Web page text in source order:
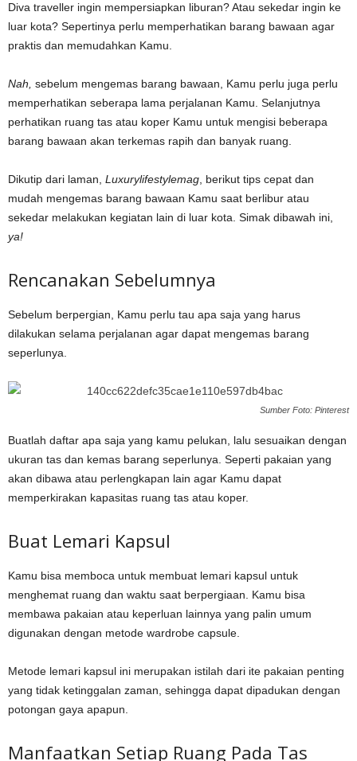
Diva traveller ingin mempersiapkan liburan? Atau sekedar ingin ke
luar kota? Sepertinya perlu memperhatikan barang bawaan agar
praktis dan memudahkan Kamu.
Nah, sebelum mengemas barang bawaan, Kamu perlu juga perlu
memperhatikan seberapa lama perjalanan Kamu. Selanjutnya
perhatikan ruang tas atau koper Kamu untuk mengisi beberapa
barang bawaan akan terkemas rapih dan banyak ruang.
Dikutip dari laman, Luxurylifestylemag , berikut tips cepat dan
mudah mengemas barang bawaan Kamu saat berlibur atau
sekedar melakukan kegiatan lain di luar kota. Simak dibawah ini,
ya!
Rencanakan Sebelumnya
Sebelum berpergian, Kamu perlu tau apa saja yang harus
dilakukan selama perjalanan agar dapat mengemas barang
seperlunya.
Sumber Foto: Pinterest
Buatlah daftar apa saja yang kamu pelukan, lalu sesuaikan dengan
ukuran tas dan kemas barang seperlunya. Seperti pakaian yang
akan dibawa atau perlengkapan lain agar Kamu dapat
memperkirakan kapasitas ruang tas atau koper.
Buat Lemari Kapsul
Kamu bisa memboca untuk membuat lemari kapsul untuk
menghemat ruang dan waktu saat berpergiaan. Kamu bisa
membawa pakaian atau keperluan lainnya yang palin umum
digunakan dengan metode wardrobe capsule.
Metode lemari kapsul ini merupakan istilah dari ite pakaian penting
yang tidak ketinggalan zaman, sehingga dapat dipadukan dengan
potongan gaya apapun.
Manfaatkan Setiap Ruang Pada Tas